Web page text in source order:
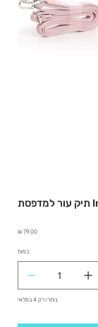
מחיר ‏79.00 ‏₪
כמות
נותרו רק 4 במלאי